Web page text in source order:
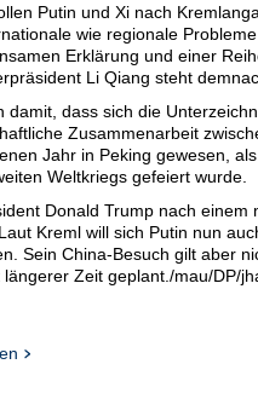
Putin und Xi nach
wie regionale
Erklärung und einer
Li Qiang steht
damit, dass sich die
Zusammenarbeit
Jahr in Peking gewesen,
Weltkriegs gefeiert wurde.
Donald Trump nach einem
Kreml will sich Putin nun
Sein China-Besuch gilt aber
Zeit geplant./mau/DP/